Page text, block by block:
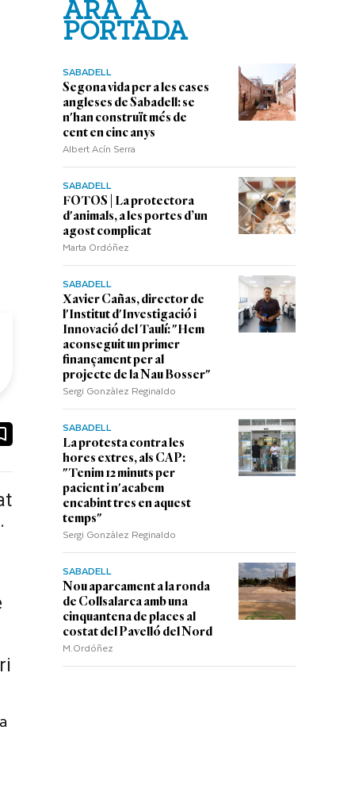
ARA A
PORTADA
SABADELL
Segona vida per a les cases
angleses de Sabadell: se
n'han construït més de
cent en cinc anys
Albert Acín Serra
SABADELL
FOTOS | La protectora
d'animals, a les portes d’un
agost complicat
Marta Ordóñez
SABADELL
Xavier Cañas, director de
l'Institut d'Investigació i
Innovació del Taulí: "Hem
aconseguit un primer
finançament per al
projecte de la Nau Bosser"
Sergi Gonzàlez Reginaldo
SABADELL
La protesta contra les
hores extres, als CAP:
"Tenim 12 minuts per
pacient i n'acabem
encabint tres en aquest
temps"
Sergi Gonzàlez Reginaldo
SABADELL
Nou aparcament a la ronda
de Collsalarca amb una
cinquantena de places al
costat del Pavelló del Nord
M.Ordóñez
.